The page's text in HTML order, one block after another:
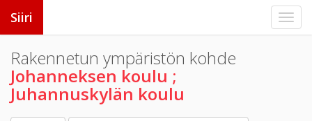
Siiri
Rakennetun ympäristön kohde
Johanneksen koulu ;
Juhannuskylän koulu